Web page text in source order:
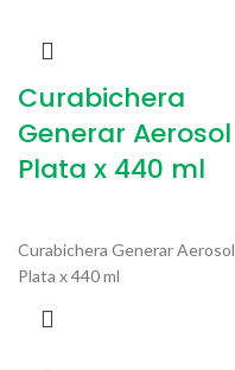
Curabichera
Generar Aerosol
Plata x 440 ml
Curabichera Generar Aerosol
Plata x 440 ml